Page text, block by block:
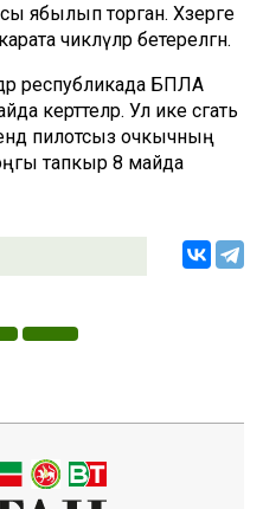
ябылып торган. Хәзерге
чикләүләр бетерелгән.
республикада БПЛА
керттеләр. Ул ике сәгать
пилотсыз очкычның
тапкыр 8 майда